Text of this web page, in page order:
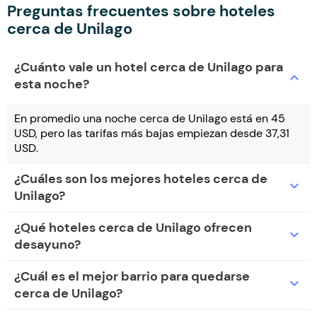
Preguntas frecuentes sobre hoteles
cerca de Unilago
¿Cuánto vale un hotel cerca de Unilago para
esta noche?
expand_more
En promedio una noche cerca de Unilago está en 45
USD, pero las tarifas más bajas empiezan desde 37,31
USD.
¿Cuáles son los mejores hoteles cerca de
Unilago?
expand_more
¿Qué hoteles cerca de Unilago ofrecen
desayuno?
expand_more
¿Cuál es el mejor barrio para quedarse
cerca de Unilago?
expand_more